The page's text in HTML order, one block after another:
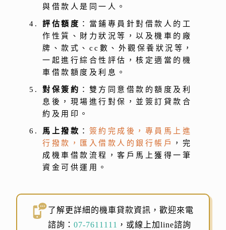
與借款人是同一人。
評估額度 ：當鋪專員針對借款人的工
作性質、財力狀況等，以及機車的廠
牌、款式、cc數、外觀保養狀況等，
一起進行綜合性評估，核定適當的機
車借款額度及利息。
對保簽約 ：雙方同意借款的額度及利
息後，現場進行對保，並簽訂貸款合
約及用印。
馬上撥款 ： 簽約完成後，專員馬上進
行撥款，匯入借款人的銀行帳戶
，完
成機車借款流程，客戶馬上獲得一筆
資金可供運用。
了解更詳細的機車貸款資訊，歡迎來電
諮詢：07-7611111 ，或線上加line諮詢